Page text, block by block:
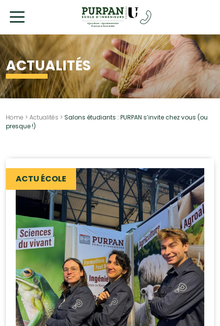
ACTUALITÉS
Home > Actualités > Salons étudiants : PURPAN s’invite chez vous (ou
presque !)